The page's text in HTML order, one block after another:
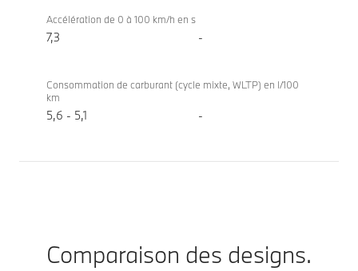
Accélération de 0 à 100 km/h en s
7,3 -
Consommation de carburant (cycle mixte, WLTP) en l/100
km
5,6 - 5,1 -
Comparaison des designs.